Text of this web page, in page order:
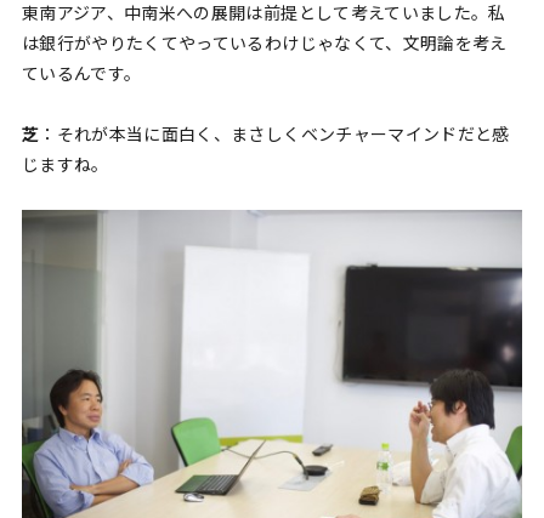
東南アジア、中南米への展開は前提として考えていました。私
は銀行がやりたくてやっているわけじゃなくて、文明論を考え
ているんです。
芝 ：それが本当に面白く、まさしくベンチャーマインドだと感
じますね。